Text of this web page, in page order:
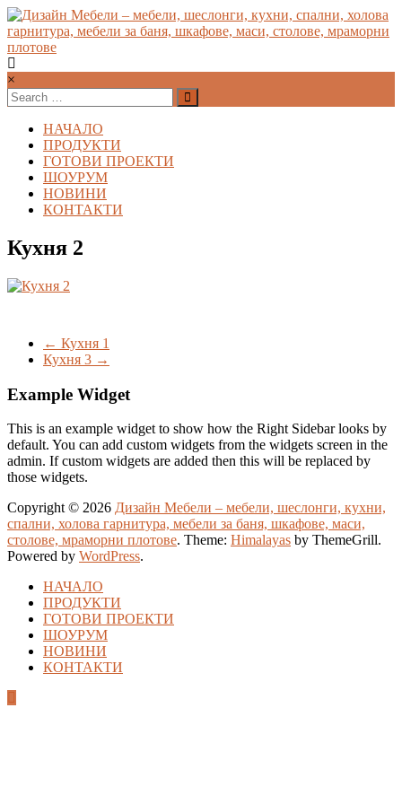
Skip
to
content
Дизайн
Мебели
мебели,
шеслонги,
кухни,
спални,
холова
гарнитура,
мебели
за
баня,
маси,
столове,
плотове
×
НАЧАЛО
ПРОДУКТИ
ГОТОВИ ПРОЕКТИ
ШОУРУМ
НОВИНИ
КОНТАКТИ
Кухня 2
← Кухня 1
Кухня 3 →
Example Widget
This is an example widget to show how the Right Sidebar looks by
default. You can add custom widgets from the widgets screen in the
admin. If custom widgets are added then this will be replaced by
those widgets.
Copyright © 2026 Дизайн Мебели – мебели, шеслонги, кухни,
спални, холова гарнитура, мебели за баня, шкафове, маси,
столове, мраморни плотове. Theme: Himalayas by ThemeGrill.
Powered by WordPress.
НАЧАЛО
ПРОДУКТИ
ГОТОВИ ПРОЕКТИ
ШОУРУМ
НОВИНИ
КОНТАКТИ